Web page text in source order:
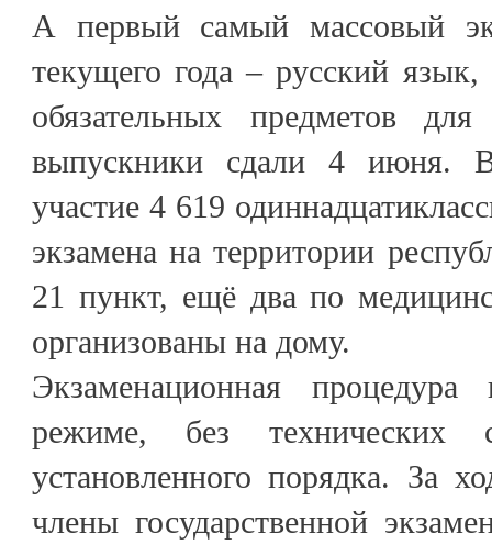
А первый самый массовый
текущего года – русский
обязательных предметов для
выпускники сдали 4 июня.
участие 4 619
экзамена на территории
21 пункт, ещё два по
организованы на дому.
Экзаменационная
режиме, без технических
установленного порядка. За
члены государственной